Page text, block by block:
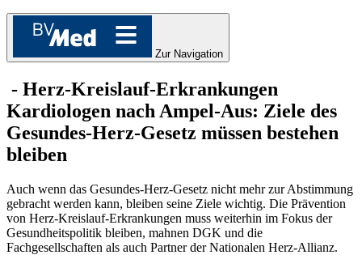
Zur Navigation
- Herz-Kreislauf-Erkrankungen
Kardiologen nach Ampel-Aus: Ziele des
Gesundes-Herz-Gesetz müssen bestehen
bleiben
Auch wenn das Gesundes-Herz-Gesetz nicht mehr zur Abstimmung
gebracht werden kann, bleiben seine Ziele wichtig. Die Prävention
von Herz-Kreislauf-Erkrankungen muss weiterhin im Fokus der
Gesundheitspolitik bleiben, mahnen DGK und die
Fachgesellschaften als auch Partner der Nationalen Herz-Allianz.